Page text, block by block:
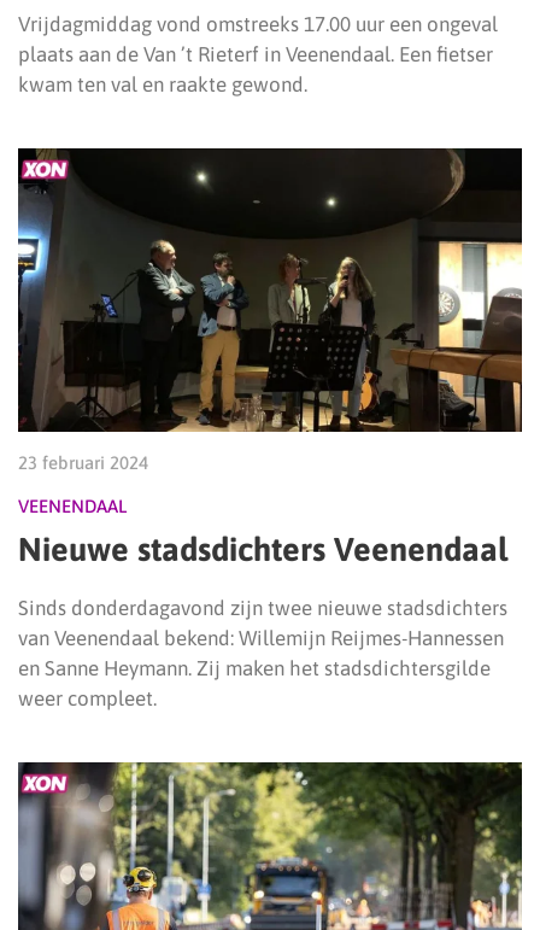
Vrijdagmiddag vond omstreeks 17.00 uur een ongeval
plaats aan de Van ’t Rieterf in Veenendaal. Een fietser
kwam ten val en raakte gewond.
23 februari 2024
VEENENDAAL
Nieuwe stadsdichters Veenendaal
Sinds donderdagavond zijn twee nieuwe stadsdichters
van Veenendaal bekend: Willemijn Reijmes-Hannessen
en Sanne Heymann. Zij maken het stadsdichtersgilde
weer compleet.